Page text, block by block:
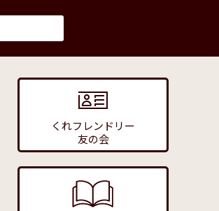
くれフレンドリー
友の会